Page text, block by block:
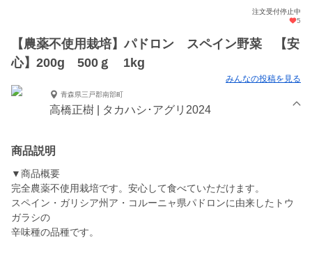
注文受付停止中
5
【農薬不使用栽培】パドロン スペイン野菜 【安
心】200g 500ｇ 1kg
みんなの投稿を見る
青森県三戸郡南部町
高橋正樹 | タカハシ･アグリ2024
商品説明
▼商品概要
完全農薬不使用栽培です。安心して食べていただけます。
スペイン・ガリシア州ア・コルーニャ県パドロンに由来したトウ
ガラシの
辛味種の品種です。